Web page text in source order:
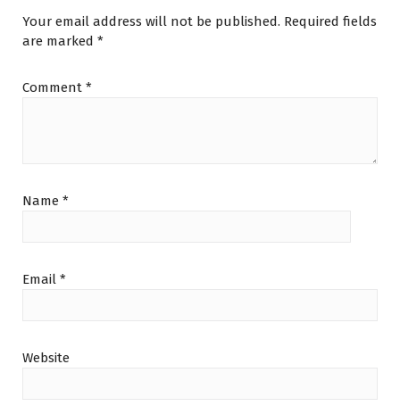
Your email address will not be published. Required fields
are marked *
Comment *
Name *
Email *
Website